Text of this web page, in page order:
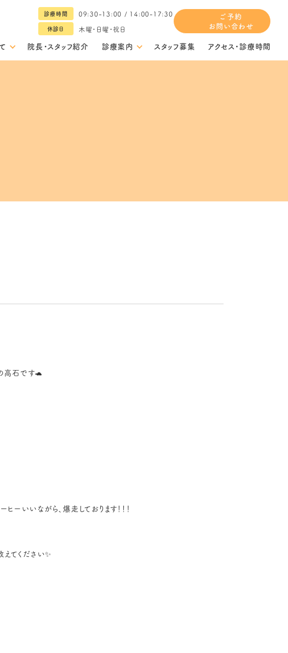
診療時間 09:30-13:00 / 14:00-17:30
休診日 木曜・日曜・祝日
ご予約
お問い合わせ
院長・スタッフ紹介 診療案内 スタッフ募集 アクセス・診療時間
高石です🐢
ーいいながら、爆走しております！！！
えてください✨